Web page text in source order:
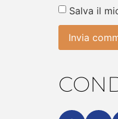
Salva il